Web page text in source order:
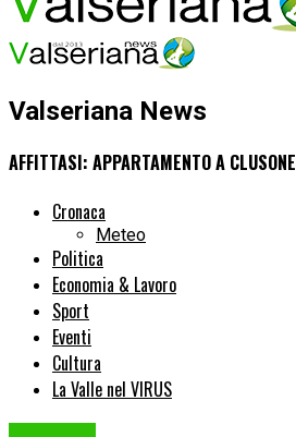
Valseriana News
AFFITTASI: APPARTAMENTO A CLUSONE
Cronaca
Meteo
Politica
Economia & Lavoro
Sport
Eventi
Cultura
La Valle nel VIRUS